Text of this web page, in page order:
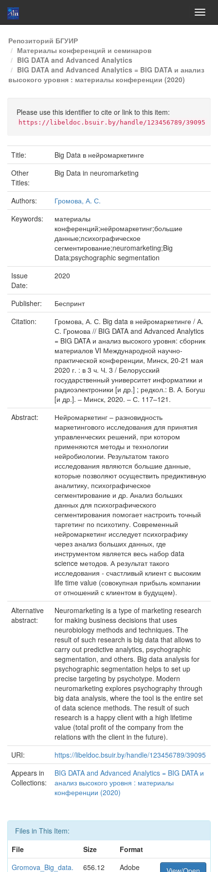
Skip
navigation
Репозиторий БГУИР
Материалы конференций и семинаров
BIG DATA and Advanced Analytics
BIG DATA and Advanced Analytics = BIG DATA и анализ
высокого уровня : материалы конференции (2020)
Please use this identifier to cite or link to this item:
https://libeldoc.bsuir.by/handle/123456789/39095
Title:
Big Data в нейромаркетинге
Other
Titles:
Big Data in neuromarketing
Authors:
Громова, А. С.
Keywords:
материалы
конференций;нейромаркетинг;большие
данные;психографическое
сегментирование;neuromarketing;Big
Data;psychographic segmentation
Issue
Date:
2020
Publisher:
Беспринт
Citation:
Громова, А. С. Big data в нейромаркетинге / А.
С. Громова // BIG DATA and Advanced Analytics
= BIG DATA и анализ высокого уровня: сборник
материалов VI Международной научно-
практической конференции, Минск, 20-21 мая
2020 г. : в 3 ч. Ч. 3 / Белорусский
государственный университет информатики и
радиоэлектроники [и др.] ; редкол.: В. А. Богуш
[и др.]. – Минск, 2020. – С. 117–121.
Abstract:
Нейромаркетинг – разновидность
маркетингового исследования для принятия
управленческих решений, при котором
применяются методы и технологии
нейробиологии. Результатом такого
исследования являются большие данные,
которые позволяют осуществить предиктивную
аналитику, психографическое
сегментирование и др. Анализ больших
данных для психографического
сегментирования помогает настроить точный
таргетинг по психотипу. Современный
нейромаркетинг исследует психографику
через анализ больших данных, где
инструментом является весь набор data
science методов. А результат такого
исследования - счастливый клиент с высоким
life time value (совокупная прибыль компании
от отношений с клиентом в будущем).
Alternative
abstract:
Neuromarketing is a type of marketing research
for making business decisions that uses
neurobiology methods and techniques. The
result of such research is big data that allows to
carry out predictive analytics, psychographic
segmentation, and others. Big data analysis for
psychographic segmentation helps to set up
precise targeting by psychotype. Modern
neuromarketing explores psychography through
big data analysis, where the tool is the entire set
of data science methods. The result of such
research is a happy client with a high lifetime
value (total profit of the company from the
relations with the client in the future).
URI:
https://libeldoc.bsuir.by/handle/123456789/39095
Appears in
Collections:
BIG DATA and Advanced Analytics = BIG DATA и
анализ высокого уровня : материалы
конференции (2020)
Files in This Item:
File
Size
Format
Gromova_Big_data.
656.12 Adobe